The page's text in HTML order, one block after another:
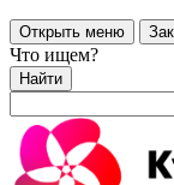
Открыть меню
Что ищем?
Найти